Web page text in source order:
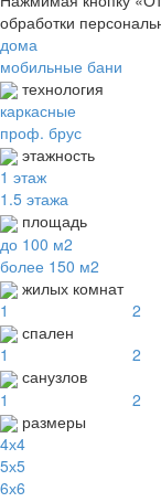
обработки
дома
мобильные бани
технология
каркасные
проф. брус
этажность
1 этаж
1.5 этажа
площадь
до 100 м2
более 150 м2
жилых комнат
1
2
спален
1
2
санузлов
1
2
размеры
4х4
5х5
6х6